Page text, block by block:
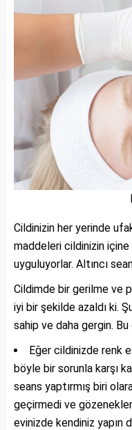
Cildinizin her yerinde
maddeleri cildinizin
uyguluyorlar. Altıncı
Cildimde bir gerilme ve
iyi bir şekilde azaldı ki.
sahip ve daha gergin.
Eğer cildinizde renk
böyle bir sorunla karşı
seans yaptırmış biri
geçirmedi ve
evinizde kendiniz yapın